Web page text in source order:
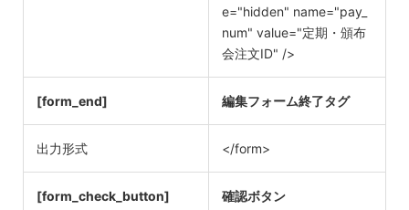
e="hidden" name="pay_
num" value="定期・頒布
会注文ID" />
[form_end] 編集フォーム終了タグ
出力形式 </form>
[form_check_button] 確認ボタン